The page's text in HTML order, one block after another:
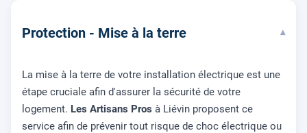
Protection - Mise à la terre ▾
La mise à la terre de votre installation électrique est une
étape cruciale afin d'assurer la sécurité de votre
logement. Les Artisans Pros à Liévin proposent ce
service afin de prévenir tout risque de choc électrique ou